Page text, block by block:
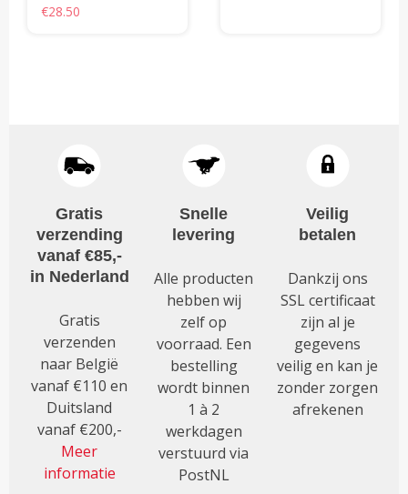
Waardering
4.69
€28.50
Gratis
verzending
vanaf €85,-
in Nederland
Gratis
verzenden
naar België
vanaf €110 en
Duitsland
vanaf €200,-
Meer
informatie
Snelle
levering
Alle producten
hebben wij
zelf op
voorraad. Een
bestelling
wordt binnen
1 à 2
werkdagen
verstuurd via
PostNL
Veilig
betalen
Dankzij ons
SSL certificaat
zijn al je
gegevens
veilig en kan je
zonder zorgen
afrekenen